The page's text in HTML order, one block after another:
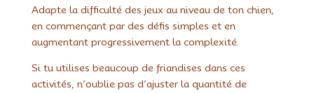
Adapte la difficulté des jeux au niveau de ton chien,
en commençant par des défis simples et en
augmentant progressivement la complexité.
Si tu utilises beaucoup de friandises dans ces
activités, n’oublie pas d’ajuster la quantité de